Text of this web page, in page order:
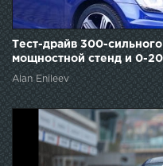
Тест-драйв 300-
мощностной стенд и 0-
Alan Enileev